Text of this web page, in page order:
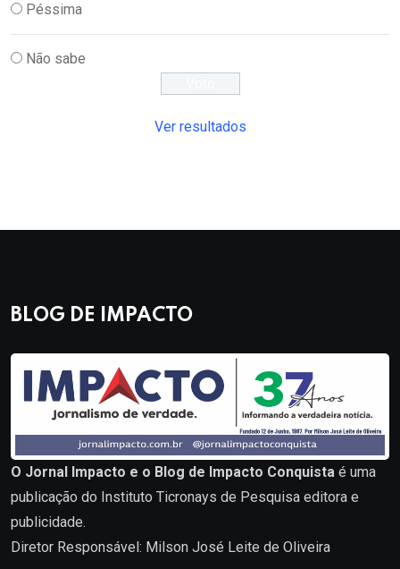
Péssima
Não sabe
Ver resultados
BLOG DE IMPACTO
O Jornal Impacto e o Blog de Impacto Conquista é uma
publicação do Instituto Ticronays de Pesquisa editora e
publicidade.
Diretor Responsável: Milson José Leite de Oliveira